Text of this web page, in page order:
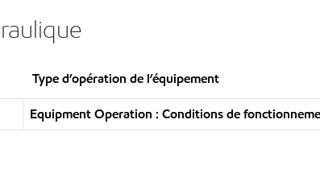
Type d’opération de l’équipement
Equipment Operation : Conditions de